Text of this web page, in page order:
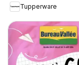
Tupperware